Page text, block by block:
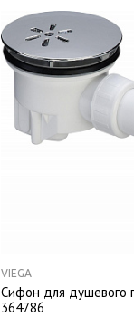
VIEGA
Сифон для душевого
364786